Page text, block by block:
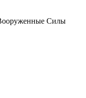
Вооруженные Силы